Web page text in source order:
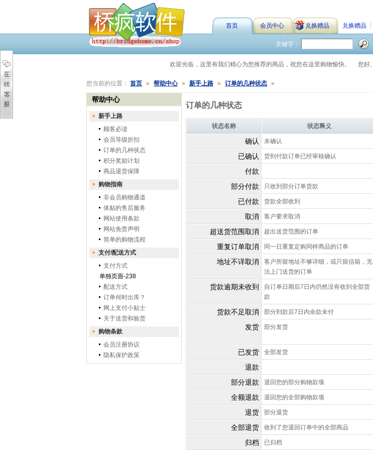
首页 会员中心 兑换赠品 兑换赠品
关键字：
欢迎光临，这里有我们精心为您推荐的商品，祝您在这里购物愉快。 您好,
您当前的位置： 首页 » 帮助中心 » 新手上路 » 订单的几种状态 »
帮助中心
新手上路
顾客必读
会员等级折扣
订单的几种状态
积分奖励计划
商品退货保障
购物指南
非会员购物通道
体贴的售后服务
网站使用条款
网站免责声明
简单的购物流程
支付/配送方式
支付方式
单独页面-238
配送方式
订单何时出库？
网上支付小贴士
关于送货和验货
购物条款
会员注册协议
隐私保护政策
订单的几种状态
状态名称 状态释义
确认 未确认
已确认 货到付款订单已经审核确认
付款
部分付款
只收到部分订单货款
已付款 货款全部收到
取消 客户要求取消
超送货范围取消 超出送货范围的订单
重复订单取消 同一日重复定购同样商品的订单
地址不详取消
客户所留地址不够详细，或只留信箱，无
法上门送货的订单
货款逾期未收到
自订单日期后7日内仍然没有收到全部货
款
货款不足取消 部分到款后7日内余款未付
发货 部分发货
已发货 全部发货
退款
部分退款
退回您的部分购物款项
全额退款 退回您的全部购物款项
退货 部分退货
全部退货 收到了您退回订单中的全部商品
归档 已归档